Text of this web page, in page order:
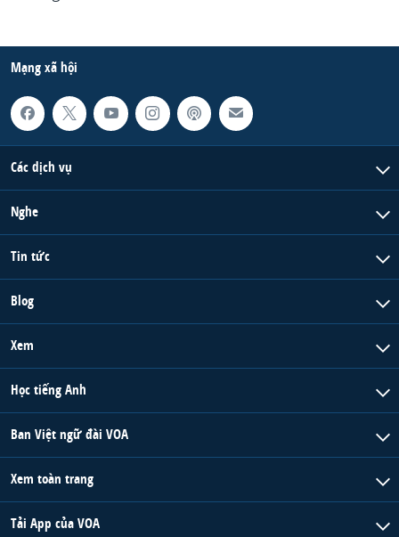
Mạng xã hội
Các dịch vụ
Nghe
Tin tức
Blog
Xem
Học tiếng Anh
Ban Việt ngữ đài VOA
Xem toàn trang
Tải App của VOA